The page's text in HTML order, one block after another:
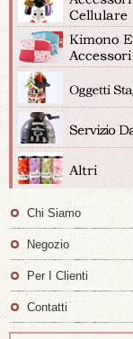
Chi Siamo
Negozio
Per I Clienti
Contatti